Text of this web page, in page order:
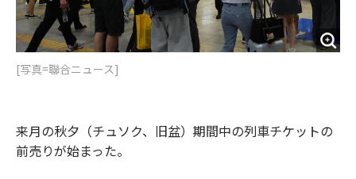
[写真=聯合ニュース]
来月の秋夕（チュソク、旧盆）期間中の列車チケットの
前売りが始まった。